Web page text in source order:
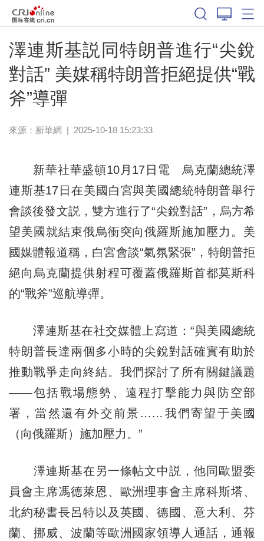
澤連斯基説同特朗普進行“尖銳
對話” 美媒稱特朗普拒絕提供“戰
斧”導彈
來源： 新華網 | 2025-10-18 15:23:33
新華社華盛頓10月17日電 烏克蘭總統澤
連斯基17日在美國白宮與美國總統特朗普舉行
會談後發文説，雙方進行了“尖銳對話”，烏方希
望美國就結束俄烏衝突向俄羅斯施加壓力。美
國媒體報道稱，白宮會談“氣氛緊張”，特朗普拒
絕向烏克蘭提供射程可覆蓋俄羅斯首都莫斯科
的“戰斧”巡航導彈。
澤連斯基在社交媒體上寫道：“與美國總統
特朗普長達兩個多小時的尖銳對話確實有助於
推動戰爭走向終結。我們探討了所有關鍵議題
——包括戰場態勢、遠程打擊能力與防空部
署，當然還有外交前景……我們寄望于美國
（向俄羅斯）施加壓力。”
澤連斯基在另一條帖文中説，他同歐盟委
員會主席馮德萊恩、歐洲理事會主席科斯塔、
北約秘書長呂特以及英國、德國、意大利、芬
蘭、挪威、波蘭等歐洲國家領導人通話，通報